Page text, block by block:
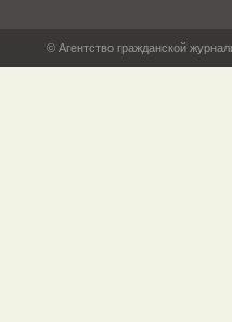
© Агентство гражданской